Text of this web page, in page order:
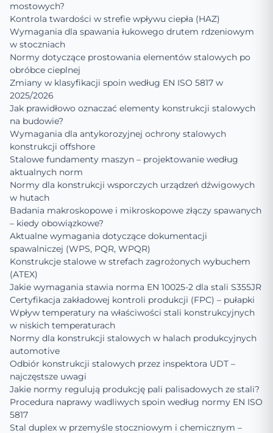
mostowych?
Kontrola twardości w strefie wpływu ciepła (HAZ)
Wymagania dla spawania łukowego drutem rdzeniowym
w stoczniach
Normy dotyczące prostowania elementów stalowych po
obróbce cieplnej
Zmiany w klasyfikacji spoin według EN ISO 5817 w
2025/2026
Jak prawidłowo oznaczać elementy konstrukcji stalowych
na budowie?
Wymagania dla antykorozyjnej ochrony stalowych
konstrukcji offshore
Stalowe fundamenty maszyn – projektowanie według
aktualnych norm
Normy dla konstrukcji wsporczych urządzeń dźwigowych
w hutach
Badania makroskopowe i mikroskopowe złączy spawanych
– kiedy obowiązkowe?
Aktualne wymagania dotyczące dokumentacji
spawalniczej (WPS, PQR, WPQR)
Konstrukcje stalowe w strefach zagrożonych wybuchem
(ATEX)
Jakie wymagania stawia norma EN 10025-2 dla stali S355JR
Certyfikacja zakładowej kontroli produkcji (FPC) – pułapki
Wpływ temperatury na właściwości stali konstrukcyjnych
w niskich temperaturach
Normy dla konstrukcji stalowych w halach produkcyjnych
automotive
Odbiór konstrukcji stalowych przez inspektora UDT –
najczęstsze uwagi
Jakie normy regulują produkcję pali palisadowych ze stali?
Procedura naprawy wadliwych spoin według normy EN ISO
5817
Stal duplex w przemyśle stoczniowym i chemicznym –